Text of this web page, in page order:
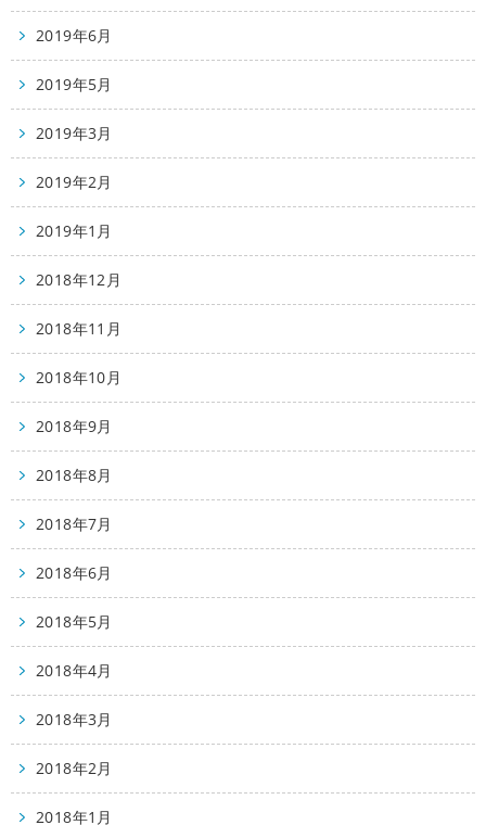
2019年6月
2019年5月
2019年3月
2019年2月
2019年1月
2018年12月
2018年11月
2018年10月
2018年9月
2018年8月
2018年7月
2018年6月
2018年5月
2018年4月
2018年3月
2018年2月
2018年1月